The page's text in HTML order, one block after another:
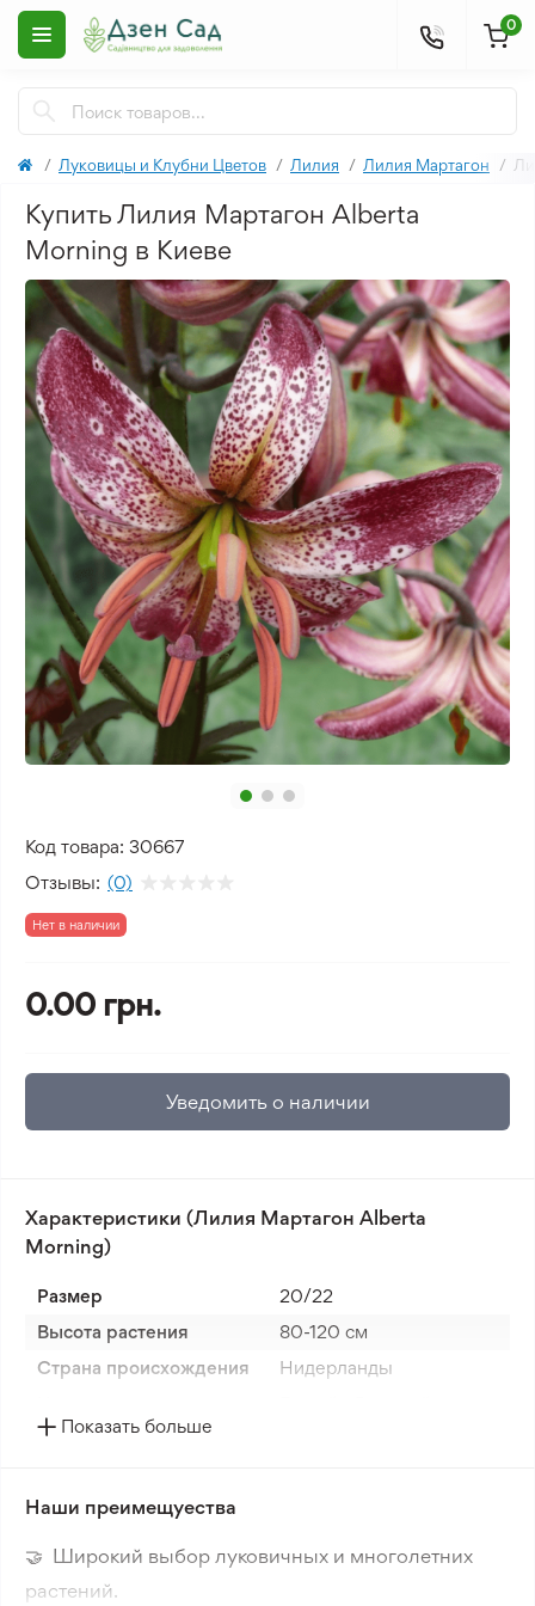
0
Луковицы и Клубни Цветов Лилия Лилия Мартагон
Купить Лилия Мартагон Alberta
Morning в Киеве
Код товара: 30667
Отзывы: (0)
Нет в наличии
0.00 грн.
Уведомить о наличии
Характеристики (Лилия Мартагон Alberta
Morning)
Размер
20/22
Высота растения
80-120 cм
Страна происхождения
Нидерланды
Период цветения
Цвет растения
Морозостойкость
Корень
Показать больше
Наши преимещуества
🤝 Широкий выбор луковичных и многолетних
растений.